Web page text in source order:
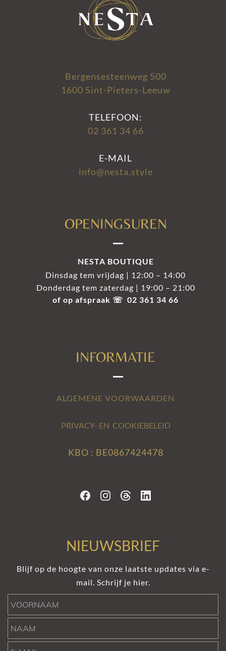
Bergensesteenweg 500
1600 Sint-Pieters-Leeuw
TELEFOON:
02 361 34 66
E-MAIL
info@nesta.style
OPENINGSUREN
NESTA BOUTIQUE
Dinsdag tem vrijdag | 12:00 – 14:00
Donderdag tem zaterdag | 19:00 – 21:00
of op afspraak ☏ 02 361 34 66
INFORMATIE
ALGEMENE VOORWAARDEN
PRIVACY- EN COOKIEBELEID
KBO : BE0867424478
NIEUWSBRIEF
Blijf op de hoogte van onze laatste updates via e-
mail. Schrijf je hier.